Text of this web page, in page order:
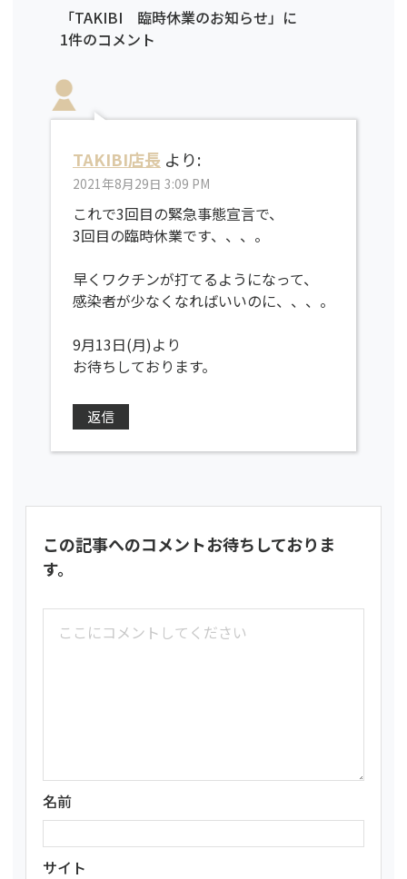
「TAKIBI 臨時休業のお知らせ」に
1件のコメント
TAKIBI店長 より:
2021年8月29日 3:09 PM
これで3回目の緊急事態宣言で、
3回目の臨時休業です、、、。
早くワクチンが打てるようになって、
感染者が少なくなればいいのに、、、。
9月13日(月)より
お待ちしております。
返信
この記事へのコメントお待ちしておりま
す。
名前
サイト